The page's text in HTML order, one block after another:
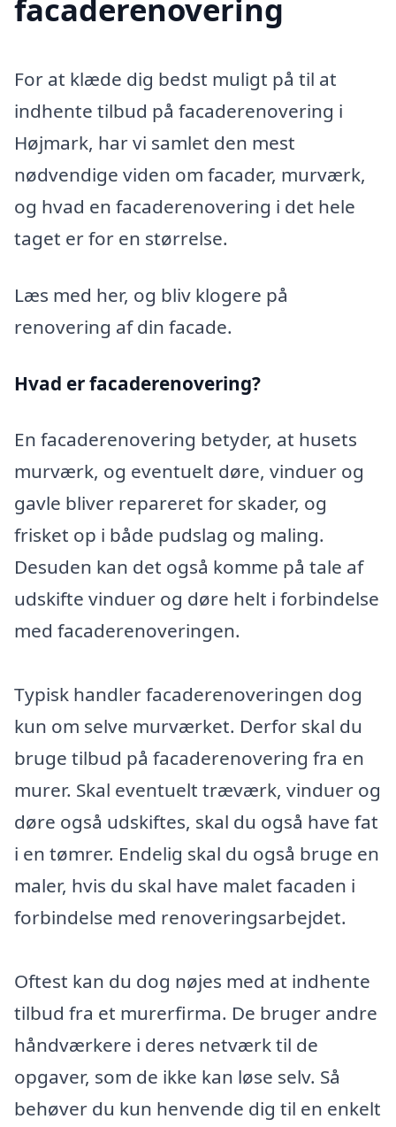
facaderenovering
For at klæde dig bedst muligt på til at
indhente tilbud på facaderenovering i
Højmark, har vi samlet den mest
nødvendige viden om facader, murværk,
og hvad en facaderenovering i det hele
taget er for en størrelse.
Læs med her, og bliv klogere på
renovering af din facade.
Hvad er facaderenovering?
En facaderenovering betyder, at husets
murværk, og eventuelt døre, vinduer og
gavle bliver repareret for skader, og
frisket op i både pudslag og maling.
Desuden kan det også komme på tale af
udskifte vinduer og døre helt i forbindelse
med facaderenoveringen.
Typisk handler facaderenoveringen dog
kun om selve murværket. Derfor skal du
bruge tilbud på facaderenovering fra en
murer. Skal eventuelt træværk, vinduer og
døre også udskiftes, skal du også have fat
i en tømrer. Endelig skal du også bruge en
maler, hvis du skal have malet facaden i
forbindelse med renoveringsarbejdet.
Oftest kan du dog nøjes med at indhente
tilbud fra et murerfirma. De bruger andre
håndværkere i deres netværk til de
opgaver, som de ikke kan løse selv. Så
behøver du kun henvende dig til en enkelt